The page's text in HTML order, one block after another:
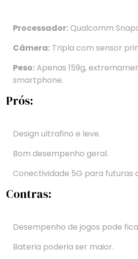
Processador:Qualcomm
Câmera: Tripla com sensor
Peso:Apenas 159g,
smartphone.
Prós:
Design ultrafino e leve.
Bom desempenho geral.
Conectividade 5G para futuras
Contras:
Desempenho de jogos pode
Bateria poderia ser maior.